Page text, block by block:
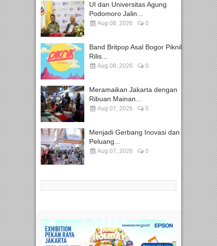
UI dan Universitas Agung
Podomoro Jalin...
Aug 08, 2026 0
Band Britpop Asal Bogor Piknik
Rilis...
Aug 08, 2026 0
Meramaikan Jakarta dengan
Ribuan Mainan...
Aug 07, 2026 0
Menjadi Gerbang Inovasi dan
Peluang...
Aug 07, 2026 0